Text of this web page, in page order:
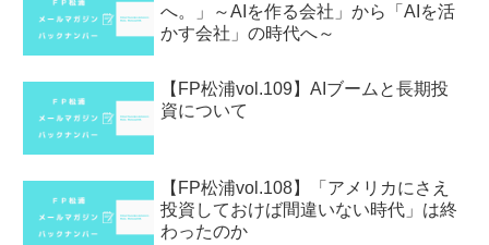
へ。」～AIを作る会社」から「AIを活
かす会社」の時代へ～
【FP松浦vol.109】AIブームと長期投
資について
【FP松浦vol.108】「アメリカにさえ
投資しておけば間違いない時代」は終
わったのか